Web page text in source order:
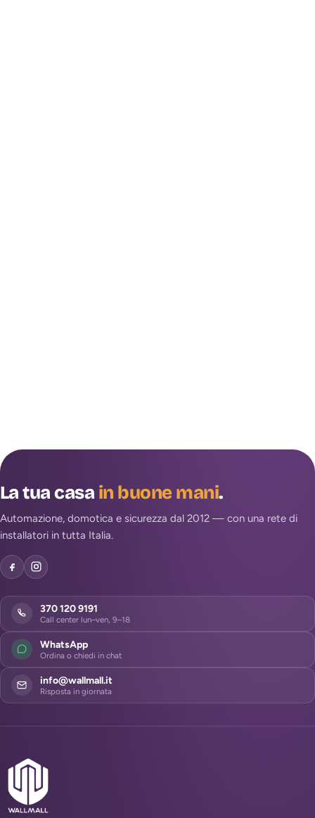
La tua casain buone mani.
Automazione, domotica e sicurezza dal 2012 — con una rete di
installatori in tutta Italia.
370 120 9191
Call center lun–ven, 9–18
WhatsApp
Ordina o chiedi in chat
info@wallmall.it
Risposta in giornata